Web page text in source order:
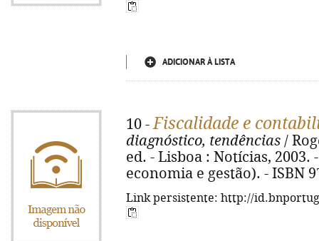
ADICIONAR À LISTA
10 -Fiscalidade e
diagnóstico, tendências /
ed. - Lisboa : Notícias, 2003.
economia e gestão). - ISBN
Link persistente: http://